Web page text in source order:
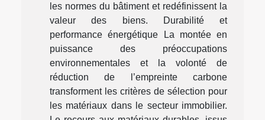
les normes du bâtiment et redéfinissent la
valeur des biens. Durabilité et
performance énergétique La montée en
puissance des préoccupations
environnementales et la volonté de
réduction de l’empreinte carbone
transforment les critères de sélection pour
les matériaux dans le secteur immobilier.